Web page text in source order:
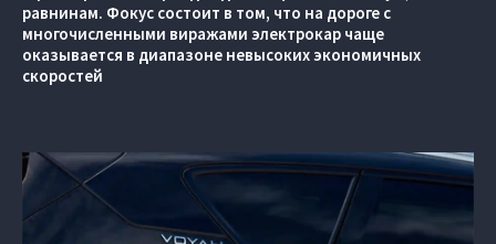
равнинам. Фокус состоит в том, что на дороге с
многочисленными виражами электрокар чаще
оказывается в диапазоне невысоких экономичных
скоростей